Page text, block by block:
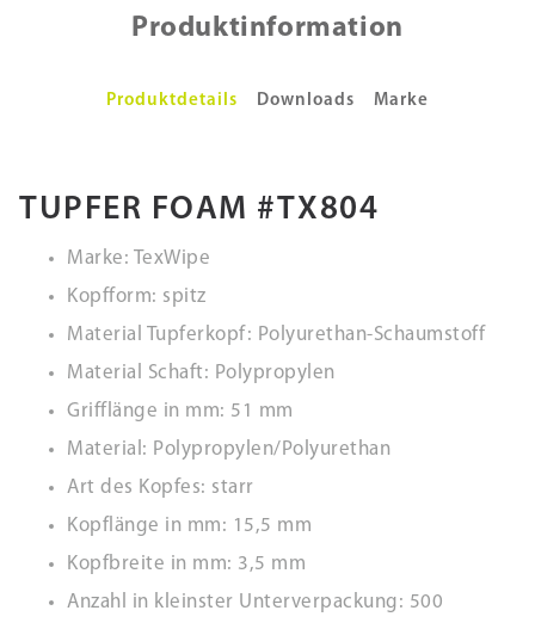
Produktinformation
Produktdetails Downloads Marke
TUPFER FOAM #TX804
Marke: TexWipe
Kopfform: spitz
Material Tupferkopf: Polyurethan-Schaumstoff
Material Schaft: Polypropylen
Grifflänge in mm: 51 mm
Material: Polypropylen/Polyurethan
Art des Kopfes: starr
Kopflänge in mm: 15,5 mm
Kopfbreite in mm: 3,5 mm
Anzahl in kleinster Unterverpackung: 500